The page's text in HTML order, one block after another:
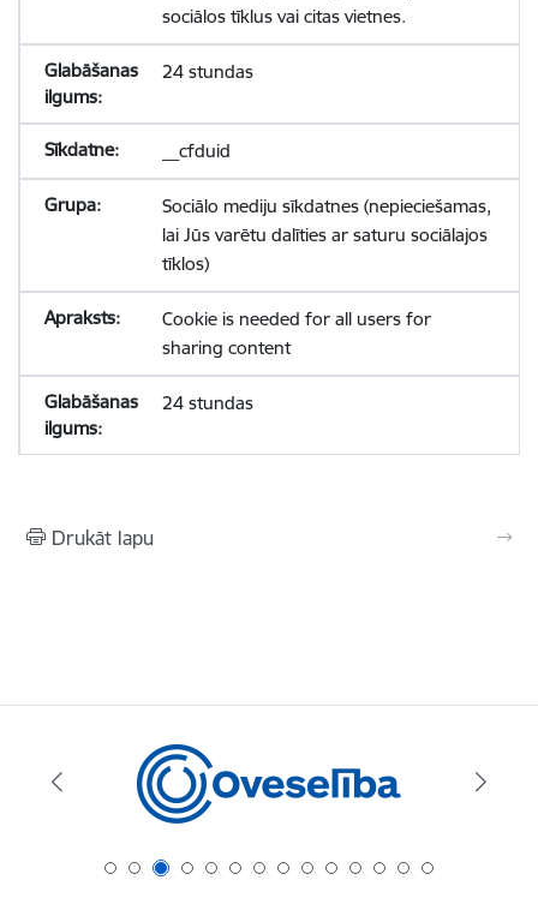
sociālos tīklus vai citas vietnes.
24 stundas
__cfduid
Sociālo mediju sīkdatnes (nepieciešamas,
lai Jūs varētu dalīties ar saturu sociālajos
tīklos)
Cookie is needed for all users for
sharing content
24 stundas
Drukāt lapu